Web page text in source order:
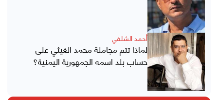
أحمد الشلفي
لماذا تتم مجاملة محمد الغيثي على
حساب بلد اسمه الجمهورية اليمنية؟